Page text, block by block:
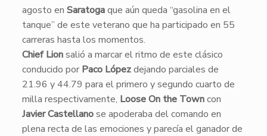
agosto en Saratogaque aún queda “gasolina en el
tanque” de este veterano que ha participado en 55
carreras hasta los momentos.
Chief Lionsalió a marcar el ritmo de este clásico
conducido por Paco Lópezdejando parciales de
21.96 y 44.79 para el primero y segundo cuarto de
milla respectivamente, Loose On the Towncon
Javier Castellanose apoderaba del comando en
plena recta de las emociones y parecía el ganador de